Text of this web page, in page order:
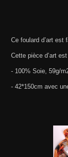
Ce foulard d’art est
Cette pièce d’art
- 100% Soie, 59g/
- 42*150cm avec